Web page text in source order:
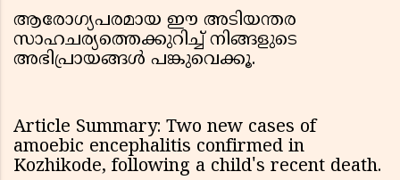
ആരോഗ്യപരമായ ഈ അടിയന്തര
സാഹചര്യത്തെക്കുറിച്ച് നിങ്ങളുടെ
അഭിപ്രായങ്ങൾ പങ്കുവെക്കൂ.
Article Summary: Two new cases of
amoebic encephalitis confirmed in
Kozhikode, following a child's recent death.